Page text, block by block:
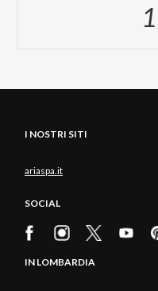
1
I NOSTRI SITI
ariaspa.it
SOCIAL
IN LOMBARDIA